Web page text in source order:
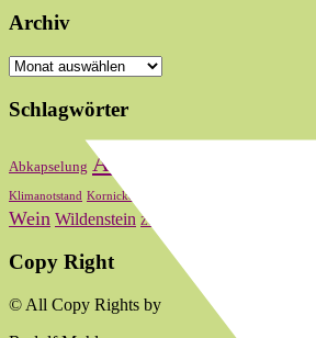
Archiv
Archiv
Schlagwörter
Abkapselung Abstimmung
Klimanotstand Kornicker
Wein Wildenstein Zum 2020
Copy Right
© All Copy Rights by